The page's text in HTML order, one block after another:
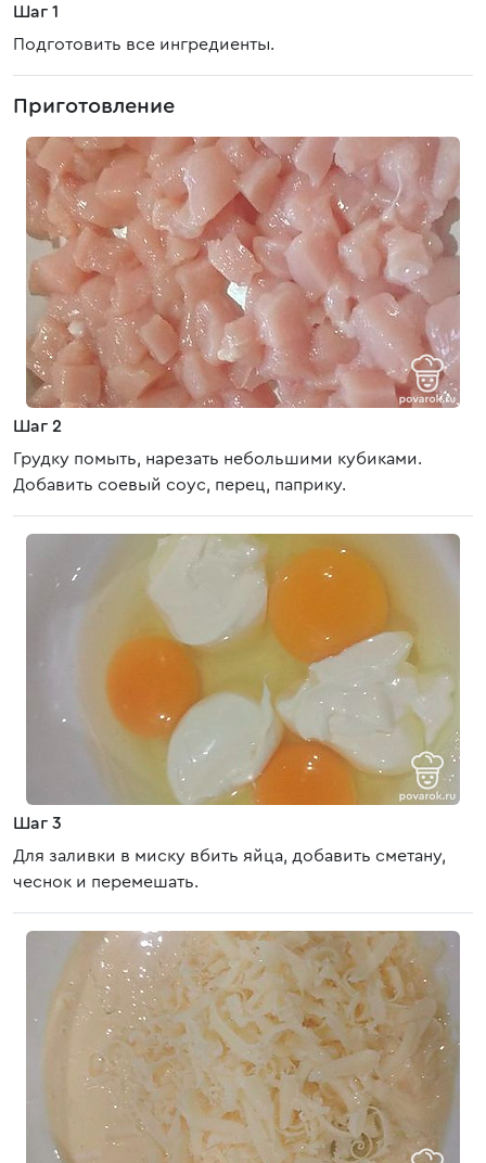
Шаг 1
Подготовить все ингредиенты.
Приготовление
Шаг 2
Грудку помыть, нарезать небольшими кубиками.
Добавить соевый соус, перец, паприку.
Шаг 3
Для заливки в миску вбить яйца, добавить сметану,
чеснок и перемешать.